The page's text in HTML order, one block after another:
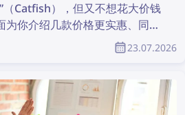
（Catfish），但又不想花大价钱
为你介绍几款价格更实惠、同时
23.07.2026